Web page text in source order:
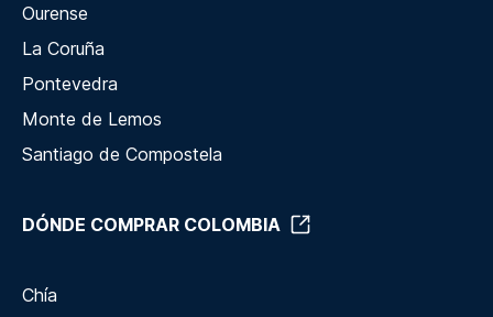
Ourense
La Coruña
Pontevedra
Monte de Lemos
Santiago de Compostela
DÓNDE COMPRAR COLOMBIA
Chía